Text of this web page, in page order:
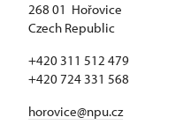
268 01 Hořovice
Czech Republic
+420 311 512 479
+420 724 331 568
horovice@npu.cz